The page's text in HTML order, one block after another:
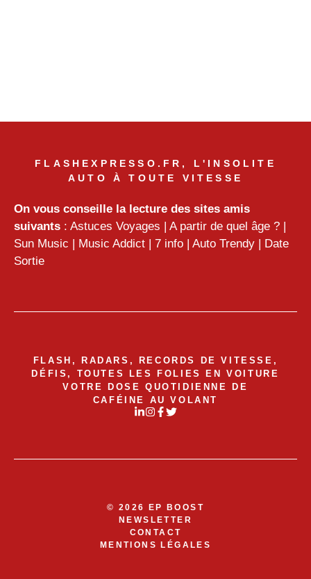
FLASHEXPRESSO.FR, L'INSOLITE
AUTO À TOUTE VITESSE
On vous conseille la lecture des sites amis
suivants : Astuces Voyages | A partir de quel âge ? |
Sun Music | Music Addict | 7 info | Auto Trendy | Date
Sortie
FLASH, RADARS, RECORDS DE VITESSE,
DÉFIS, TOUTES LES FOLIES EN VOITURE
VOTRE DOSE QUOTIDIENNE DE
CAFÉINE AU VOLANT
© 2026 EP BOOST
NEWSLETTER
CONTACT
MENTIONS LÉGALES